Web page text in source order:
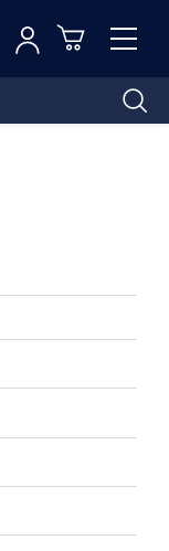
Toggle
Logg inn